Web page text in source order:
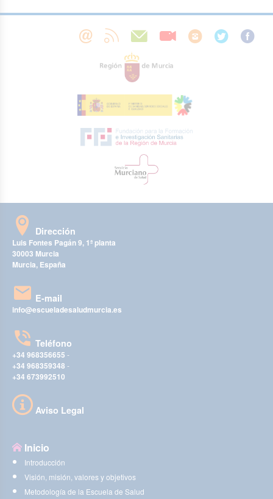
Dirección
Luis Fontes Pagán 9, 1ª planta
30003 Murcia
Murcia, España
E-mail
info@escueladesaludmurcia.es
Teléfono
+34 968356655 -
+34 968359348 -
+34 673992510
Aviso Legal
Inicio
Introducción
Visión, misión, valores y objetivos
Metodología de la Escuela de Salud